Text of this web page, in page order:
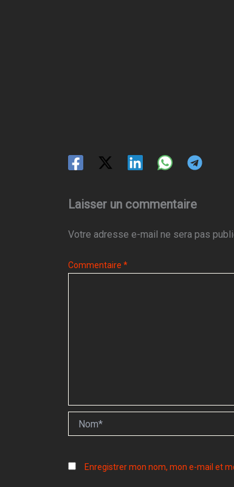
Laisser un commentaire
Votre adresse e-mail ne sera pas
Commentaire *
Enregistrer mon nom, mon e-mail et